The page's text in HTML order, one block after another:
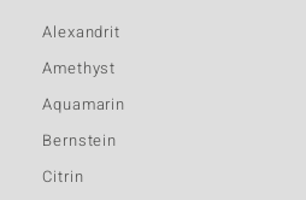
Alexandrit
Amethyst
Aquamarin
Bernstein
Citrin